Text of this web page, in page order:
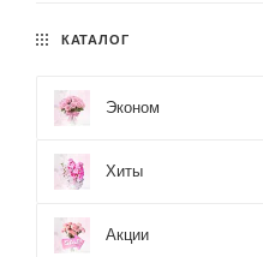
КАТАЛОГ
Эконом
Хиты
Акции